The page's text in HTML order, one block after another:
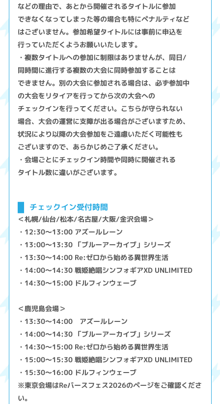
などの理由で、あとから開催されるタイトルに参加
できなくなってしまった等の場合も特にペナルティなど
はございません。参加希望タイトルには事前に申込を
行っていただくようお願いいたします。
・複数タイトルへの参加に制限はありませんが、同日/
同時間に進行する複数の大会に同時参加することは
できません。別の大会に参加される場合は、必ず参加中
の大会をリタイアを行ってから次の大会への
チェックインを行ってください。こちらが守られない
場合、大会の運営に支障が出る場合がございますため、
状況により以降の大会参加をご遠慮いただく可能性も
ございますので、あらかじめご了承ください。
・会場ごとにチェックイン時間や同時に開催される
タイトル数に違いがございます。
チェックイン受付時間
＜札幌/仙台/松本/名古屋/大阪/金沢会場＞
・12:30～13:00 アズールレーン
・13:00～13:30 「ブルーアーカイブ」シリーズ
・13:30～14:00 Re:ゼロから始める異世界生活
・14:00～14:30 戦姫絶唱シンフォギアXD UNLIMITED
・14:30～15:00 ドルフィンウェーブ
＜鹿児島会場＞
・13:30～14:00 アズールレーン
・14:00～14:30 「ブルーアーカイブ」シリーズ
・14:30～15:00 Re:ゼロから始める異世界生活
・15:00～15:30 戦姫絶唱シンフォギアXD UNLIMITED
・15:30～16:00 ドルフィンウェーブ
※東京会場はReバースフェス2026のページをご確認くださ
い。